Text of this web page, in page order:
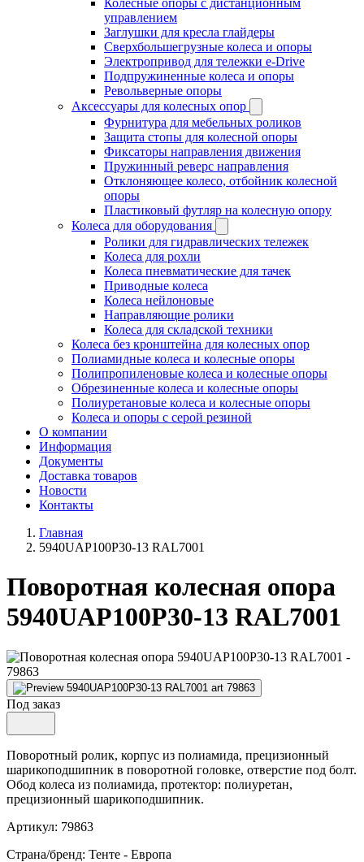
Колесные опоры с дистанционным
управлением
Заглушки для кресла глайдеры
Сверхбольшегрузные колеса и опоры
Электропривод для тележки e-Drive
Подпружиненные колеса и опоры
Револьверные опоры
Аксессуары для колесных опор
Фурнитура для мебельных роликов
Защита стопы для колесной опоры
Фиксаторы направления движения
Пружинный реверс направления
Отклоняющее колесо, отбойник колесной
опоры
Пластиковый футляр на колесную опору
Колеса для оборудования
Ролики для гидравлических тележек
Колеса для рохли
Колеса пневматические для тачек
Приводные колеса
Колеса нейлоновые
Направляющие ролики
Колеса для складской техники
Колеса без кронштейна для колесных опор
Полиамидные колеса и колесные опоры
Полипропиленовые колеса и колесные опоры
Обрезиненные колеса и колесные опоры
Полиуретановые колеса и колесные опоры
Колеса и опоры с серой резиной
О компании
Информация
Документы
Доставка товаров
Новости
Контакты
Главная
5940UAP100P30-13 RAL7001
Поворотная колесная опора
5940UAP100P30-13 RAL7001
Под заказ
Поворотный ролик, корпус из полиамида, прецизионный
шарикоподшипник в поворотной головке, отверстие под болт.
Обод колеса из полиамида, протектор: полиуретан,
прецизионный шарикоподшипник.
Артикул: 79863
Страна/бренд: Тенте - Европа